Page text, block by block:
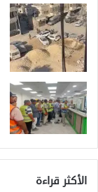
الأكثر قراءة